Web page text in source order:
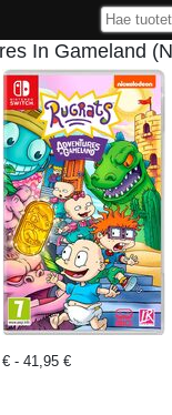
In Gameland
- 41,95 €